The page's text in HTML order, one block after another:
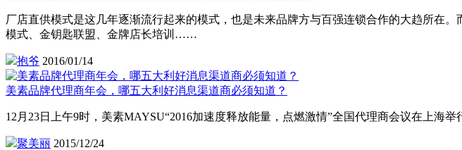
厂店直供模式是这几年逐渐流行起来的模式，也是未来品牌方与百强连锁合作的大趋所在
模式、金钥匙联盟、金牌店长培训……
抱爷 2016/01/14
美素品牌代理商年会，哪五大利好消息渠道商必须知道？
12月23日上午9时，美素MAYSU“2016加速度释放能量，点燃激情”全国代理商会议在上海
聚美丽 2015/12/24